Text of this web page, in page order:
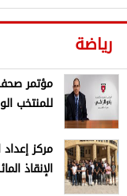
رياضة
مؤتمر
للمنتخب
مركز
الإنقاذ